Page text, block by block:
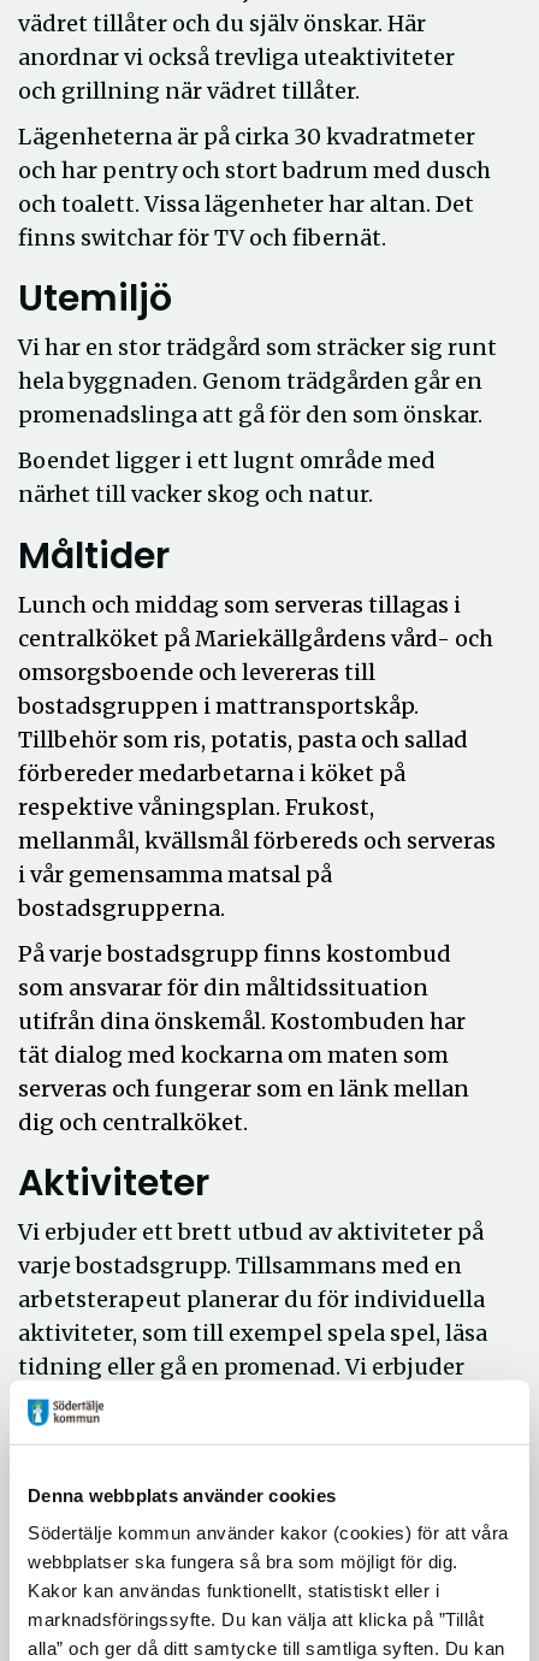
Denna webbplats använder cookies
Södertälje kommun använder kakor (cookies) för att våra
webbplatser ska fungera så bra som möjligt för dig.
Kakor kan användas funktionellt, statistiskt eller i
marknadsföringssyfte. Du kan välja att klicka på ”Tillåt
alla” och ger då ditt samtycke till samtliga syften. Du kan
vädret tillåter och du själv önskar. Här
anordnar vi också trevliga uteaktiviteter
och grillning när vädret tillåter.
Lägenheterna är på cirka 30 kvadratmeter
och har pentry och stort badrum med dusch
och toalett. Vissa lägenheter har altan. Det
finns switchar för TV och fibernät.
Utemiljö
Vi har en stor trädgård som sträcker sig runt
hela byggnaden. Genom trädgården går en
promenadslinga att gå för den som önskar.
Boendet ligger i ett lugnt område med
närhet till vacker skog och natur.
Måltider
Lunch och middag som serveras tillagas i
centralköket på Mariekällgårdens vård- och
omsorgsboende och levereras till
bostadsgruppen i mattransportskåp.
Tillbehör som ris, potatis, pasta och sallad
förbereder medarbetarna i köket på
respektive våningsplan. Frukost,
mellanmål, kvällsmål förbereds och serveras
i vår gemensamma matsal på
bostadsgrupperna.
På varje bostadsgrupp finns kostombud
som ansvarar för din måltidssituation
utifrån dina önskemål. Kostombuden har
tät dialog med kockarna om maten som
serveras och fungerar som en länk mellan
dig och centralköket.
Aktiviteter
Vi erbjuder ett brett utbud av aktiviteter på
varje bostadsgrupp. Tillsammans med en
arbetsterapeut planerar du för individuella
aktiviteter, som till exempel spela spel, läsa
tidning eller gå en promenad. Vi erbjuder
också gemensamma aktiviteter som
sittgympa, bingo, sångstund eller dans, du
Den som vill har möjlighet att få komma ut i
friska luften varje dag.
Hos oss finns två aktivitetsombud som
arbetar för att skapa en meningsfull och